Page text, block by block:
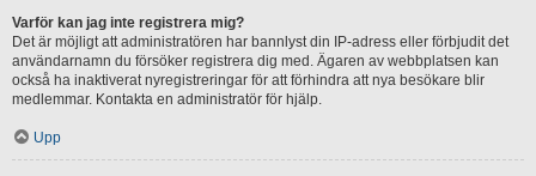
Varför kan jag inte registrera mig?
Det är möjligt att administratören har bannlyst din IP-adress eller förbjudit det
användarnamn du försöker registrera dig med. Ägaren av webbplatsen kan
också ha inaktiverat nyregistreringar för att förhindra att nya besökare blir
medlemmar. Kontakta en administratör för hjälp.
Upp